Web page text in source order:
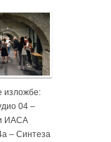
изложбе:
04 –
ИАСА
– Синтеза